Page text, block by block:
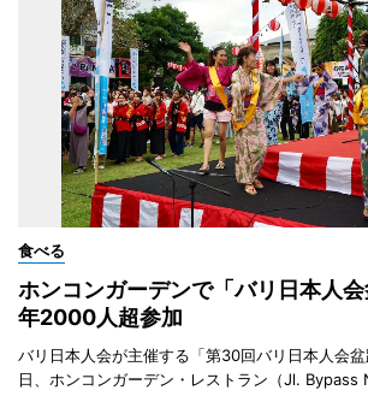
食べる
ホンコンガーデンで「バリ日本人
年2000人超参加
バリ日本人会が主催する「第30回バリ日本人会
日、ホンコンガーデン・レストラン（Jl. Bypass